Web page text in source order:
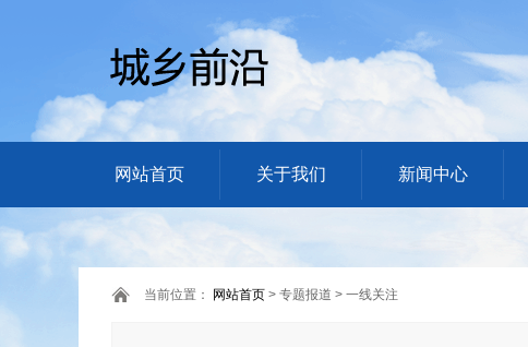
网站首页 关于我们 新闻中心
当前位置： 网站首页 > 专题报道 > 一线关注